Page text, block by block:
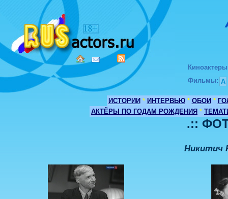
Киноактеры
Фильмы: А
ИСТОРИИ * ИНТЕРВЬЮ * ОБОИ *
АКТЁРЫ ПО ГОДАМ РОЖДЕНИЯ *
.::
Никитич